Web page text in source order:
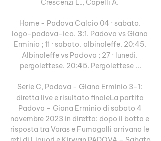
Crescenzi L., Capelli A.
Home - Padova Calcio 04 · sabato.
logo-padova-ico. 3:1. Padova vs Giana
Erminio ; 11 · sabato. albinoleffe. 20:45.
Albinoleffe vs Padova ; 27 · lunedì.
pergolettese. 20:45. Pergolettese ...
Serie C, Padova - Giana Erminio 3-1:
diretta live e risultato finaleLa partita
Padova – Giana Erminio di sabato 4
novembre 2023 in diretta: dopo il botta e
risposta tra Varas e Fumagalli arrivano le